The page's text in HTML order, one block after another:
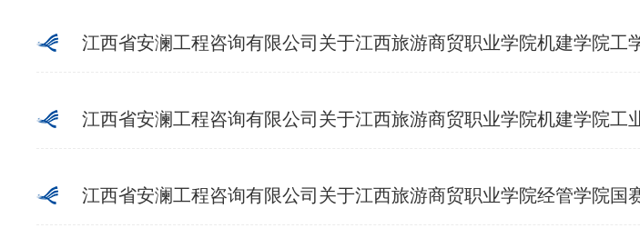
江西省安澜工程咨询有限公司关于江西旅游商贸职业学院机建学院工学一体化新能源
江西省安澜工程咨询有限公司关于江西旅游商贸职业学院机建学院工业机器人离线编程
江西省安澜工程咨询有限公司关于江西旅游商贸职业学院经管学院国赛商务数据